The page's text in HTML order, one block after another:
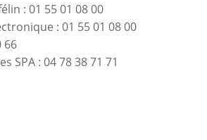
: 01 55 01 08 00
: 01 55 01 08 00
66
: 04 78 38 71 71